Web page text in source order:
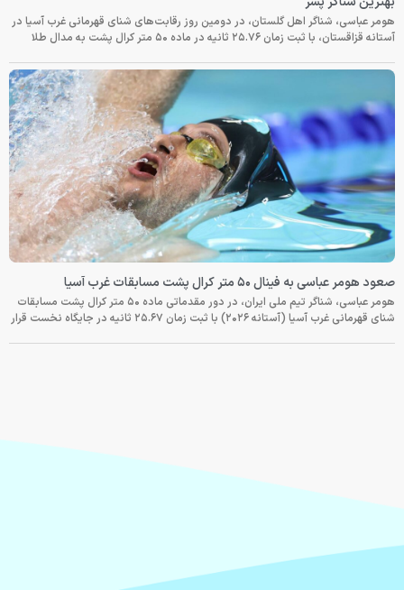
هومر عباسی، شناگر اهل گلستان، در دومین روز رقابت‌های شنای قهرمانی غرب آسیا در
آستانه قزاقستان، با ثبت زمان ۲۵.۷۶ ثانیه در ماده ۵۰ متر کرال پشت به مدال طلا
صعود هومر عباسی به فینال ۵۰ متر کرال پشت مسابقات غرب آسیا
هومر عباسی، شناگر تیم ملی ایران، در دور مقدماتی ماده ۵۰ متر کرال پشت مسابقات
شنای قهرمانی غرب آسیا (آستانه ۲۰۲۶) با ثبت زمان ۲۵.۶۷ ثانیه در جایگاه نخست قرار